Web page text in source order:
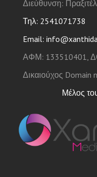
Διεύθυνση:
Τηλ: 2541071738
Email:
ΑΦΜ: 133510401,
Δικαιούχος Domain
Μέλος